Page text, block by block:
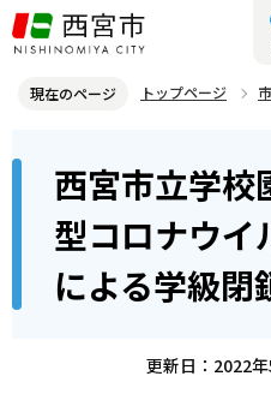
こ
の
ジ
す
現在のページ トップページ
西宮市立学校園における新型コロナ
等について
ら
西宮市立学校
型コロナウイ
による学級閉
更新日：2022